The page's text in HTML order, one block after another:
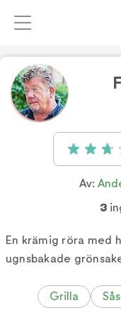
Betyg:
Av:
3
En krämig röra med
ugnsbakade
Grilla